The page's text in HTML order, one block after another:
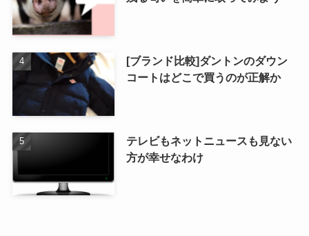
[ブランド比較]ダントンのダウン
コートはどこで買うのが正解か
テレビもネットニュースも見ない
方が幸せなわけ